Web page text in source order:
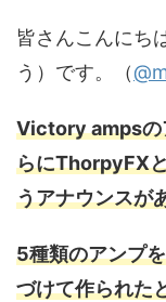
皆さんこんにち
う）です。（
Victory ampsの
らにThorpyFX
うアナウンスが
5種類のアンプ
づけて作られた